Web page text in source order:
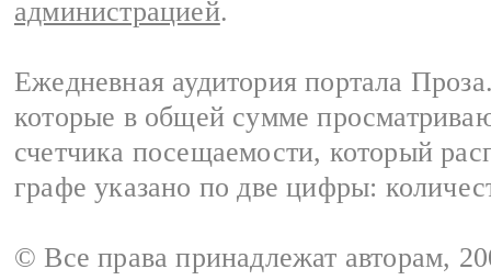
администрацией.
Ежедневная аудитория портала
которые в общей сумме
счетчика посещаемости, который
графе указано по две цифры:
© Все права принадлежат авторам,